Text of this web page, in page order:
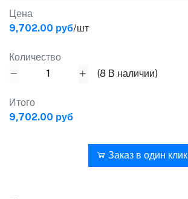
Цена
9,702.00 руб/шт
Количество
(8 В наличии)
Итого
9,702.00 руб
Заказ в один клик